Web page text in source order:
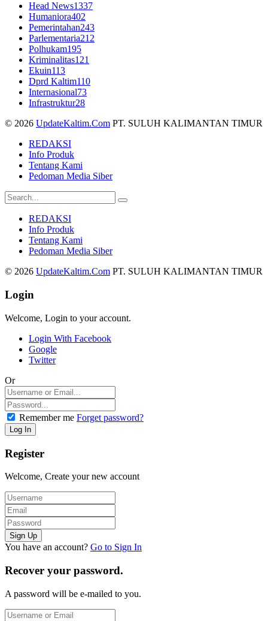
Head News1337
Humaniora402
Pemerintahan243
Parlementaria212
Polhukam195
Kriminalitas121
Ekuin113
Dprd Kaltim110
Internasional73
Infrastruktur28
© 2026 UpdateKaltim.Com PT. SULUH KALIMANTAN TIMUR
REDAKSI
Info Produk
Tentang Kami
Pedoman Media Siber
REDAKSI
Info Produk
Tentang Kami
Pedoman Media Siber
© 2026 UpdateKaltim.Com PT. SULUH KALIMANTAN TIMUR
Login
Welcome, Login to your account.
Login With Facebook
Google
Twitter
Or
Remember me Forget password?
Register
Welcome, Create your new account
You have an account? Go to Sign In
Recover your password.
A password will be e-mailed to you.